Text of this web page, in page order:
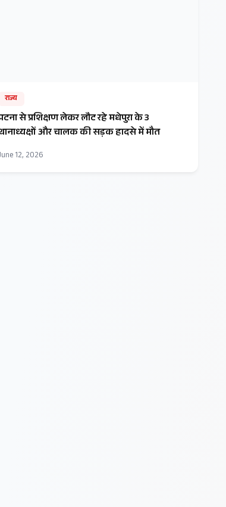
राज्य
से प्रशिक्षण लेकर लौट रहे मधेपुरा के 3
और चालक की सड़क हादसे में मौत
12, 2026